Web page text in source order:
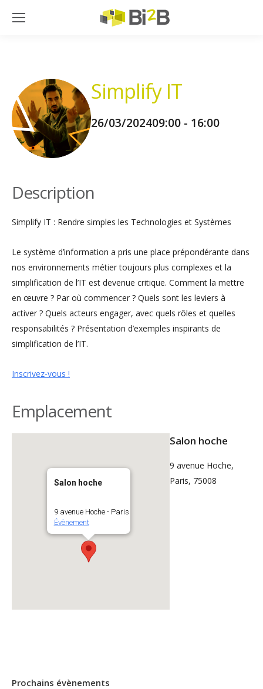
Simplify IT
26/03/202409:00 - 16:00
Description
Simplify IT : Rendre simples les Technologies et Systèmes
Le système d’information a pris une place prépondérante dans
nos environnements métier toujours plus complexes et la
simplification de l’IT est devenue critique. Comment la mettre
en œuvre ? Par où commencer ? Quels sont les leviers à
activer ? Quels acteurs engager, avec quels rôles et quelles
responsabilités ? Présentation d’exemples inspirants de
simplification de l’IT.
Inscrivez-vous !
Emplacement
Salon hoche
9 avenue Hoche - Paris
Évènement
Salon hoche
9 avenue Hoche,
Paris, 75008
Prochains évènements